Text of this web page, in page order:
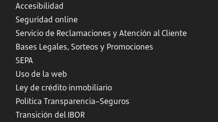
Accesibilidad
Seguridad online
Servicio de Reclamaciones y Atención al Cliente
Bases Legales, Sorteos y Promociones
SEPA
Uso de la web
Ley de crédito inmobiliario
Política Transparencia–Seguros
Transición del IBOR